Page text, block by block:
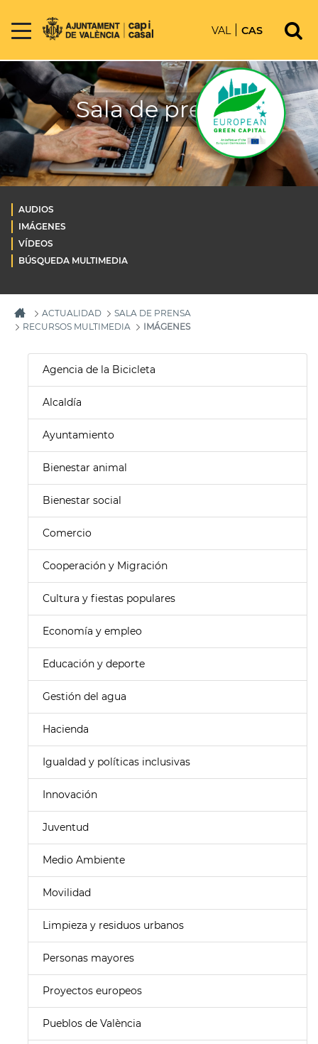
VAL CAS
Sala de prensa
AUDIOS
IMÁGENES
VÍDEOS
BÚSQUEDA MULTIMEDIA
ACTUALIDAD
SALA DE PRENSA
RECURSOS MULTIMEDIA
IMÁGENES
Agencia de la Bicicleta
Alcaldía
Ayuntamiento
Bienestar animal
Bienestar social
Comercio
Cooperación y Migración
Cultura y fiestas populares
Economía y empleo
Educación y deporte
Gestión del agua
Hacienda
Igualdad y políticas inclusivas
Innovación
Juventud
Medio Ambiente
Movilidad
Limpieza y residuos urbanos
Personas mayores
Proyectos europeos
Pueblos de València